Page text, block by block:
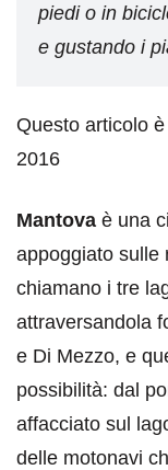
piedi o in
e gustando i
Questo articolo
2016
Mantova è una
appoggiato sulle
chiamano i tre
attraversandola
e Di Mezzo, e
possibilità: dal
affacciato sul
delle motonavi